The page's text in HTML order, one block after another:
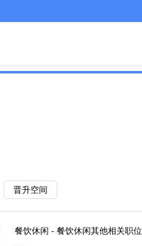
晋升空间
餐饮休闲 - 餐饮休闲其他相关职位